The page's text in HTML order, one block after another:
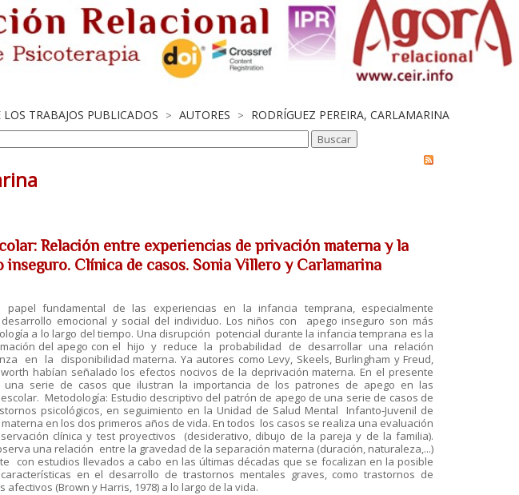
TRABAJOS PUBLICADOS > AUTORES > RODRÍGUEZ PEREIRA, CARLAMARINA
Relación entre experiencias de privación materna y la
Clínica de casos. Sonia Villero y Carlamarina
fundamental de las experiencias en la infancia temprana, especialmente
emocional y social del individuo. Los niños con apego inseguro son más
a lo largo del tiempo. Una disrupción potencial durante la infancia temprana es la
del apego con el hijo y reduce la probabilidad de desarrollar una relación
la disponibilidad materna. Ya autores como Levy, Skeels, Burlingham y Freud,
habían señalado los efectos nocivos de la deprivación materna. En el presente
serie de casos que ilustran la importancia de los patrones de apego en las
Metodología: Estudio descriptivo del patrón de apego de una serie de casos de
psicológicos, en seguimiento en la Unidad de Salud Mental Infanto‐Juvenil de
en los dos primeros años de vida. En todos los casos se realiza una evaluación
clínica y test proyectivos (desiderativo, dibujo de la pareja y de la familia).
una relación entre la gravedad de la separación materna (duración, naturaleza,...)
con estudios llevados a cabo en las últimas décadas que se focalizan en la posible
en el desarrollo de trastornos mentales graves, como trastornos de
(Brown y Harris, 1978) a lo largo de la vida.